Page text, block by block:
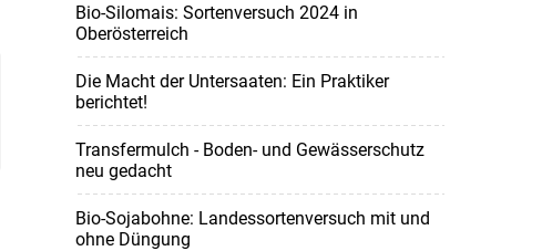
Bio-Silomais: Sortenversuch 2024 in
Oberösterreich
Die Macht der Untersaaten: Ein Praktiker
berichtet!
Transfermulch - Boden- und Gewässerschutz
neu gedacht
Bio-Sojabohne: Landessortenversuch mit und
ohne Düngung